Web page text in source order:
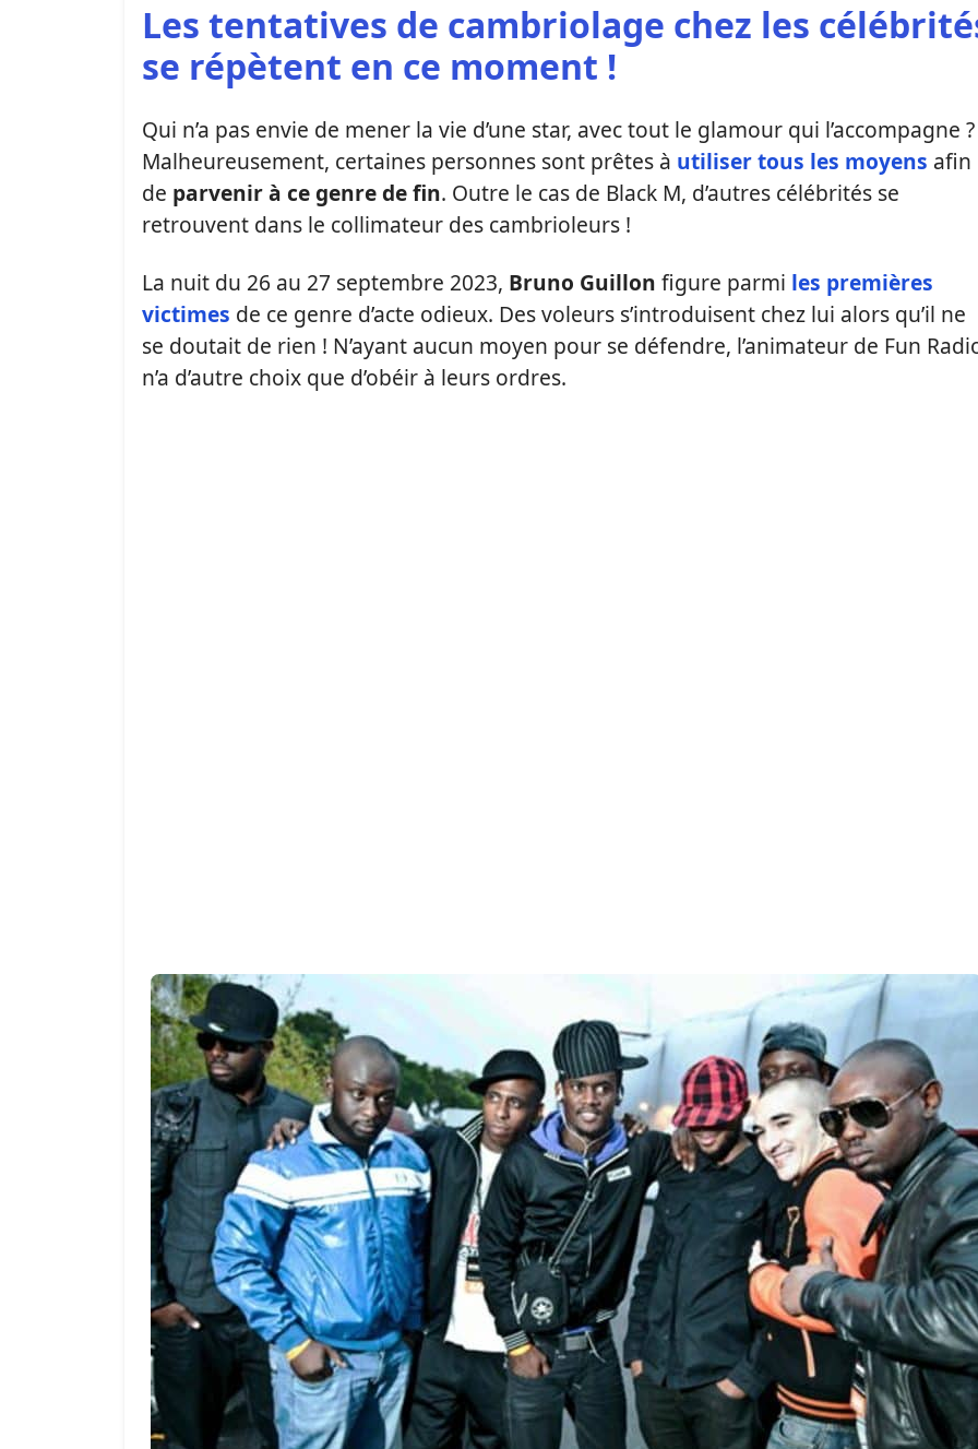
Les tentatives de cambriolage chez les
se répètent en ce moment !
Qui n’a pas envie de mener la vie d’une star, avec tout le glamour qui l’accompagne ?
Malheureusement, certaines personnes sont prêtes à utiliser tous les moyens afin
de parvenir à ce genre de fin. Outre le cas de Black M, d’autres célébrités se
retrouvent dans le collimateur des cambrioleurs !
La nuit du 26 au 27 septembre 2023, Bruno Guillon figure parmi les premières
victimes de ce genre d’acte odieux. Des voleurs s’introduisent chez lui alors qu’il ne
se doutait de rien ! N’ayant aucun moyen pour se défendre, l’animateur de Fun
n’a d’autre choix que d’obéir à leurs ordres.